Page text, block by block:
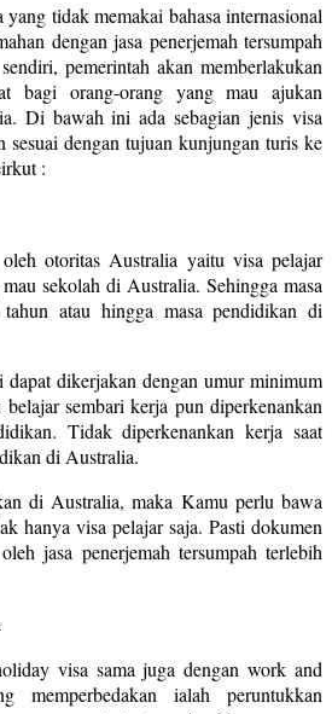
tidak memakai bahasa internasional
dengan jasa penerjemah tersumpah
pemerintah akan memberlakukan
bagi orang-orang yang mau ajukan
Di bawah ini ada sebagian jenis visa
dengan tujuan kunjungan turis ke
:
otoritas Australia yaitu visa pelajar
sekolah di Australia. Sehingga masa
atau hingga masa pendidikan di
dapat dikerjakan dengan umur minimum
sembari kerja pun diperkenankan
Tidak diperkenankan kerja saat
di Australia.
di Australia, maka Kamu perlu bawa
hanya visa pelajar saja. Pasti dokumen
jasa penerjemah tersumpah terlebih
visa sama juga dengan work and
ialah peruntukkan